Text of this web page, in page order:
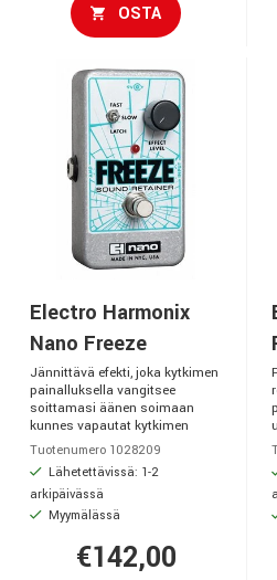
OSTA
Electro Harmonix
Nano Freeze
Jännittävä efekti, joka kytkimen
painalluksella vangitsee
soittamasi äänen soimaan
kunnes vapautat kytkimen
Tuotenumero 1028209
Lähetettävissä: 1-2
arkipäivässä
Myymälässä
€142,00